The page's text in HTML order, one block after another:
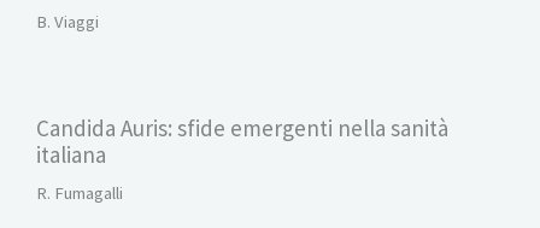
B. Viaggi
Candida Auris: sfide emergenti nella sanità
italiana
R. Fumagalli